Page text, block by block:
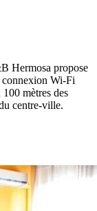
Hermosa propose
connexion Wi-Fi
mètres des
centre-ville.